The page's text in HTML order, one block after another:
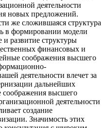
деятельности
новых предложений.
же сложившаяся структура
в формировании модели
развитие структуры
финансовых и
соображения высшего
деятельности влечет за
дальнейших
соображения высшего
деятельности
создание
Значимость этих